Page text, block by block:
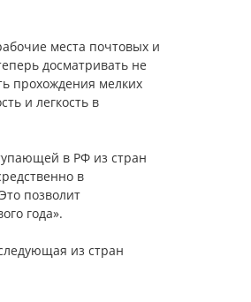
места почтовых и
досматривать не
прохождения мелких
и легкость в
в РФ из стран
в
позволит
года».
из стран